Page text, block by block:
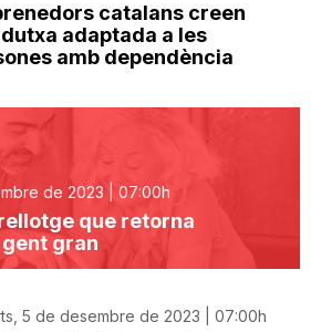
catalans creen
adaptada a les
amb dependència
de 2023 | 07:00h
que retorna
gent gran
5 de desembre de 2023 | 07:00h